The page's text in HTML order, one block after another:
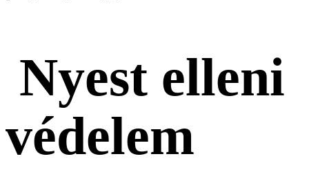
Nyest elleni
védelem